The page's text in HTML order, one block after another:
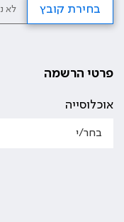
בחירת קובץ לא
פרטי הרשמה
אוכלוסייה